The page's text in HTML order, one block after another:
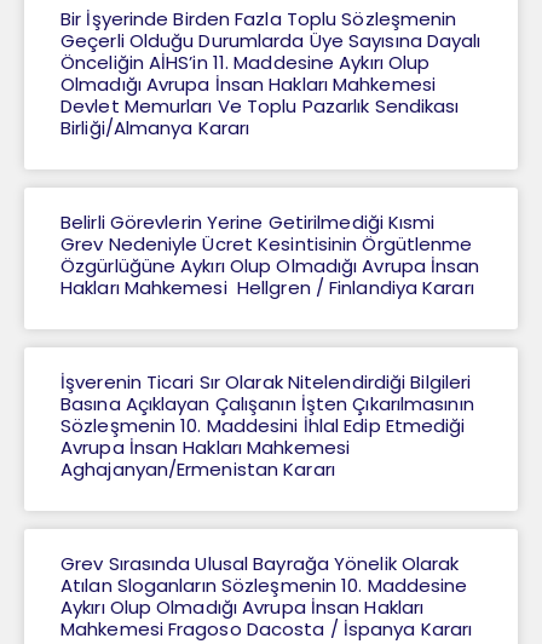
Bir İşyerinde Birden Fazla Toplu Sözleşmenin
Geçerli Olduğu Durumlarda Üye Sayısına Dayalı
Önceliğin AİHS’in 11. Maddesine Aykırı Olup
Olmadığı Avrupa İnsan Hakları Mahkemesi
Devlet Memurları Ve Toplu Pazarlık Sendikası
Birliği/Almanya Kararı
Belirli Görevlerin Yerine Getirilmediği Kısmi
Grev Nedeniyle Ücret Kesintisinin Örgütlenme
Özgürlüğüne Aykırı Olup Olmadığı Avrupa İnsan
Hakları Mahkemesi Hellgren / Finlandiya Kararı
İşverenin Ticari Sır Olarak Nitelendirdiği Bilgileri
Basına Açıklayan Çalışanın İşten Çıkarılmasının
Sözleşmenin 10. Maddesini İhlal Edip Etmediği
Avrupa İnsan Hakları Mahkemesi
Aghajanyan/Ermenistan Kararı
Grev Sırasında Ulusal Bayrağa Yönelik Olarak
Atılan Sloganların Sözleşmenin 10. Maddesine
Aykırı Olup Olmadığı Avrupa İnsan Hakları
Mahkemesi Fragoso Dacosta / İspanya Kararı